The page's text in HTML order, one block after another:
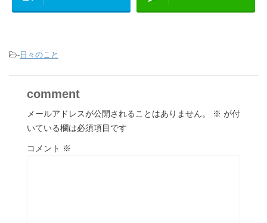
-日々のこと
comment
メールアドレスが公開されることはありません。 ※ が付
いている欄は必須項目です
コメント ※